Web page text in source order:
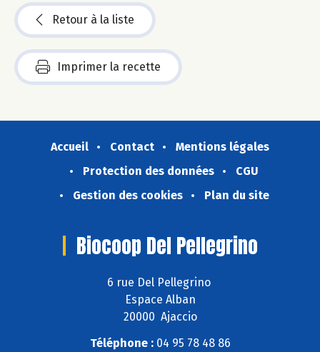
Retour à la liste
Imprimer la recette
Accueil Contact
Mentions légales
Protection des données
CGU
Gestion des cookies
Plan du site
Biocoop Del Pellegrino
6 rue Del Pellegrino
Espace Alban
20000 Ajaccio
Téléphone :04 95 78 48 86